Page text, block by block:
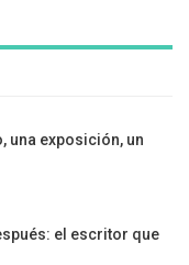
una exposición, un
el escritor que